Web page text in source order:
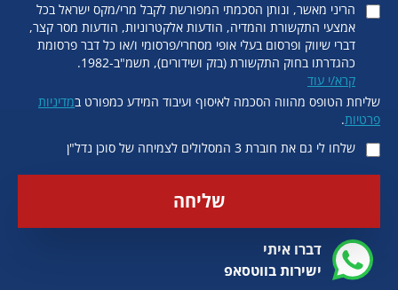
הריני מאשר, ונותן הסכמתי המפורשת לקבל מרי/מקס ישראל בכל
אמצעי התקשורת והמדיה, הודעות אלקטרוניות, הודעות מסר קצר,
דברי שיווק ופרסום בעלי אופי מסחרי/פרסומי ו/או כל דבר פרסומת
כהגדרתו בחוק התקשורת (בזק ושידורים), תשמ"ב-1982.
קרא/י עוד
שליחת הטופס מהווה הסכמה לאיסוף ועיבוד המידע כמפורט במדיניות
פרטיות.
שלחו לי גם את חוברת 3 המסלולים לצמיחה של סוכן נדל"ן
דברו איתי
ישירות בווטסאפ
שליחה